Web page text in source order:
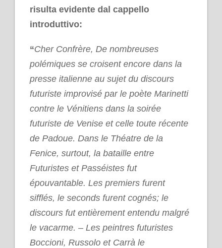
risulta evidente dal cappello
introduttivo:
“Cher Confrère, De nombreuses
polémiques se croisent encore dans la
presse italienne au sujet du discours
futuriste improvisé par le poète Marinetti
contre le Vénitiens dans la soirée
futuriste de Venise et celle toute récente
de Padoue. Dans le Théatre de la
Fenice, surtout, la bataille entre
Futuristes et Passéistes fut
épouvantable. Les premiers furent
sifflés, le seconds furent cognés; le
discours fut entièrement entendu malgré
le vacarme. – Les peintres futuristes
Boccioni, Russolo et Carrà le